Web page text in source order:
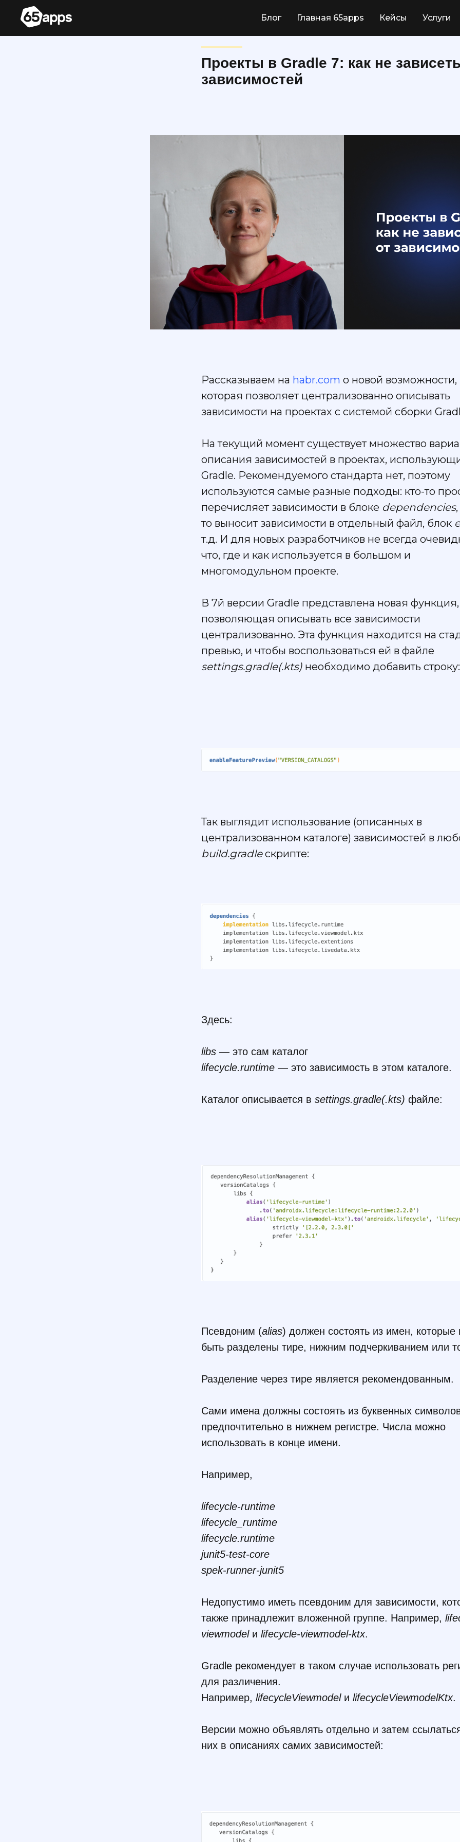
Блог Главная 65apps Кейсы Услуги
Проекты в Gradle 7: как не
зависимостей
Рассказываем на habr.com о новой возможности,
которая позволяет централизованно описывать
зависимости на проектах с системой сборки
На текущий момент существует множество
описания зависимостей в проектах,
Gradle. Рекомендуемого стандарта нет, поэтому
используются самые разные подходы: кто-то
перечисляет зависимости в блоке dependencies
то выносит зависимости в отдельный файл, блок
т.д. И для новых разработчиков не всегда
что, где и как используется в большом и
многомодульном проекте.
В 7й версии Gradle представлена новая функция,
позволяющая описывать все зависимости
централизованно. Эта функция находится на
превью, и чтобы воспользоваться ей в файле
settings.gradle(.kts) необходимо добавить строку:
Так выглядит использование (описанных в
централизованном каталоге) зависимостей в
build.gradleскрипте:
Здесь:
libs — это сам каталог
lifecycle.runtime — это зависимость в этом каталоге.
Каталог описывается в settings.gradle(.kts) файле:
Псевдоним (alias) должен состоять из имен, которые
быть разделены тире, нижним подчеркиванием или
Разделение через тире является рекомендованным.
Сами имена должны состоять из буквенных
предпочтительно в нижнем регистре. Числа можно
использовать в конце имени.
Например,
lifecycle-runtime
lifecycle_runtime
lifecycle.runtime
junit5-test-core
spek-runner-junit5
Недопустимо иметь псевдоним для зависимости,
также принадлежит вложенной группе. Например,
viewmodelи lifecycle-viewmodel-ktx.
Gradle рекомендует в таком случае использовать
для различения.
Например, lifecycleViewmodelи lifecycleViewmodelKtx.
Версии можно объявлять отдельно и затем
них в описаниях самих зависимостей: